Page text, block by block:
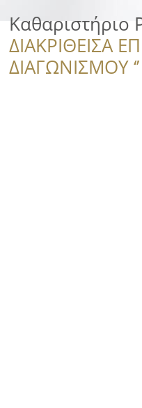
Καθαριστήριο
ΔΙΑΚΡΙΘΕΙΣΑ
ΔΙΑΓΩΝΙΣΜΟΥ ‘’